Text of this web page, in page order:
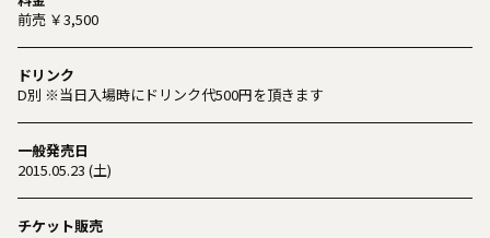
前売 ￥3,500
ドリンク
D別 ※当日入場時にドリンク代500円を頂きます
一般発売日
2015.05.23 (土)
チケット販売